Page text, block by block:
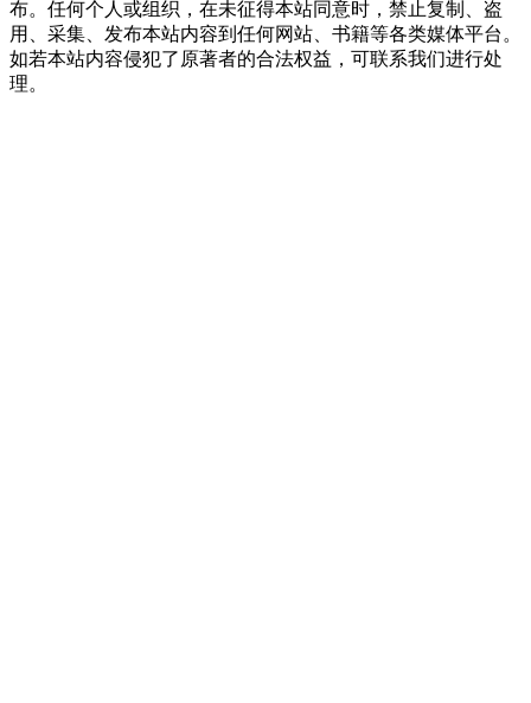
布。任何个人或组织，在未征得本站同意时，禁止复制、盗
用、采集、发布本站内容到任何网站、书籍等各类媒体平台。
如若本站内容侵犯了原著者的合法权益，可联系我们进行处
理。